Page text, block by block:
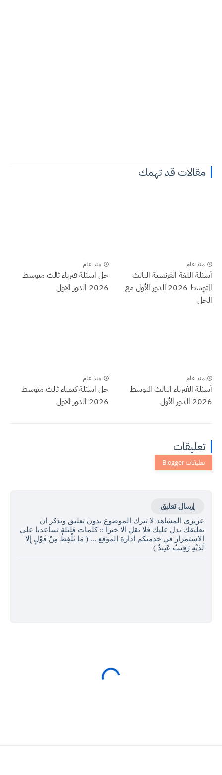
مقالات قد تهمك
منذ عام
أسئلة اللغة الفرنسية الثالث
المتوسط 2026 الدور الأول مع
الحل
منذ عام
حل اسئلة فيزياء ثالث متوسط
2026 الدور الاول
منذ عام
أسئلة الفيزياء الثالث المتوسط
2026 الدور الأول
منذ عام
حل اسئلة كيمياء ثالث متوسط
2026 الدور الاول
تعليقات
إرسال تعليق
عزيزي المشاهد لا تترك الموضوع بدون تعليق وتذكر ان
تعليقك يدل عليك فلا تقل الا خيرا :: كلمات قليلة تساعدنا على
الاستمرار في خدمتكم ادارة الموقع ... ( مَا يَلْفِظُ مِنْ قَوْلٍ إِلا
لَدَيْهِ رَقِيبٌ عَتِيدٌ )